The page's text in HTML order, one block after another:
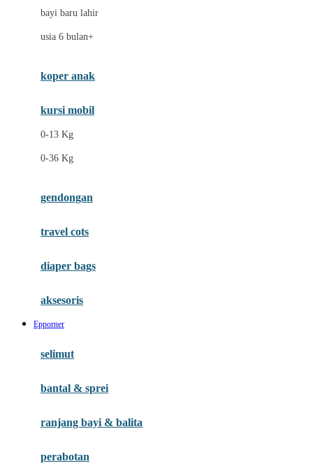
ELC
Ergobaby
Ezyroller
F
Felt So Sweet
Fisher Price
Gb
Habbie
Haenim
bayi baru lahir
usia 6 bulan+
koper anak
kursi mobil
0-13 Kg
0-36 Kg
gendongan
travel cots
diaper bags
aksesoris
Epporner
selimut
bantal & sprei
ranjang bayi & balita
perabotan